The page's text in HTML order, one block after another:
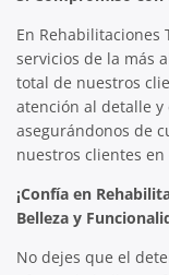
En Rehabilitaciones
servicios de la más
total de nuestros
atención al detalle y
asegurándonos de
nuestros clientes
¡Confía en
Belleza y
No dejes que el